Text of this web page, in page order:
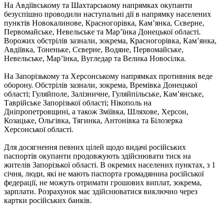
На Авдіївському та Шахтарському напрямках окупанти
безуспішно проводили наступальні дії в напрямку населених
пунктів Новокалинове, Красногорівка, Кам’янка, Сєверне,
Первомайське, Невельське та Мар’їнка Донецької області.
Ворожих обстрілів зазнали, зокрема, Красногорівка, Кам’янка,
Авдіївка, Тоненьке, Сєверне, Водяне, Первомайське,
Невельське, Мар’їнка, Вугледар та Велика Новосілка.
На Запорізькому та Херсонському напрямках противник веде
оборону. Обстрілів зазнали, зокрема, Времівка Донецької
області; Гуляйполе, Залізничне, Гуляйпільське, Кам’янське,
Таврійське Запорізької області; Нікополь на
Дніпропетровщині, а також Зміївка, Шляхове, Херсон,
Козацьке, Ольгівка, Тягинка, Антонівка та Білозерка
Херсонської області.
Для досягнення певних цілей щодо видачі російських
паспортів окупанти продовжують здійснювати тиск на
жителів Запорізької області. В окремих населених пунктах, з 1
січня, люди, які не мають паспорта громадянина російської
федерації, не можуть отримати грошових виплат, зокрема,
зарплати. Розрахунок має здійснюватися виключно через
картки російських банків.